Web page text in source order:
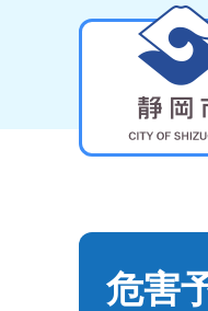
危害